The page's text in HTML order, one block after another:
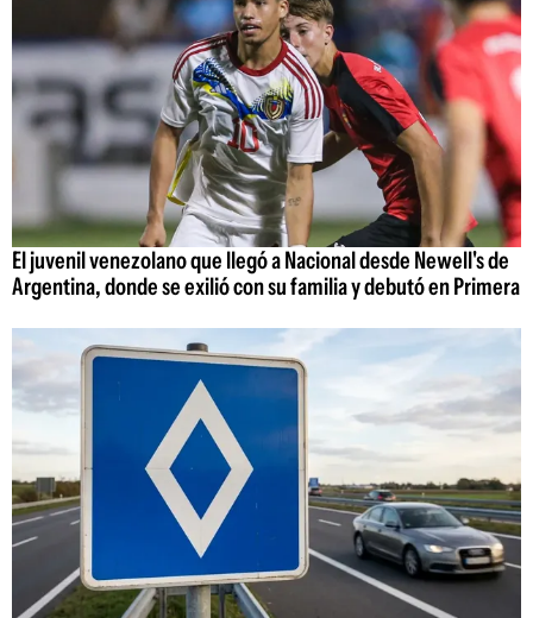
El juvenil venezolano que llegó a Nacional desde Newell's de
Argentina, donde se exilió con su familia y debutó en Primera